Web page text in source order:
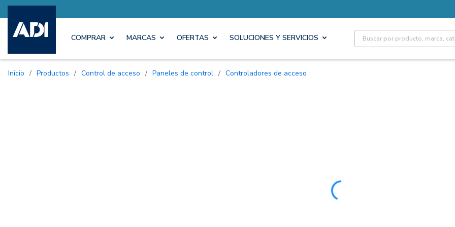
COMPRAR MARCAS OFERTAS SOLUCIONES Y SERVICIOS Site Search
Inicio / Productos / Control de acceso / Paneles de control / Controladores de acceso